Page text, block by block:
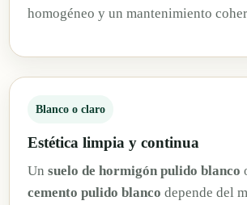
homogéneo y un mantenimiento
Blanco o claro
Estética limpia y continua
Un suelo de hormigón pulido blanco
cemento pulido blanco depende del